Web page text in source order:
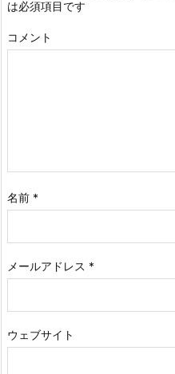
は必須項目です
コメント
名前 *
メールアドレス *
ウェブサイト